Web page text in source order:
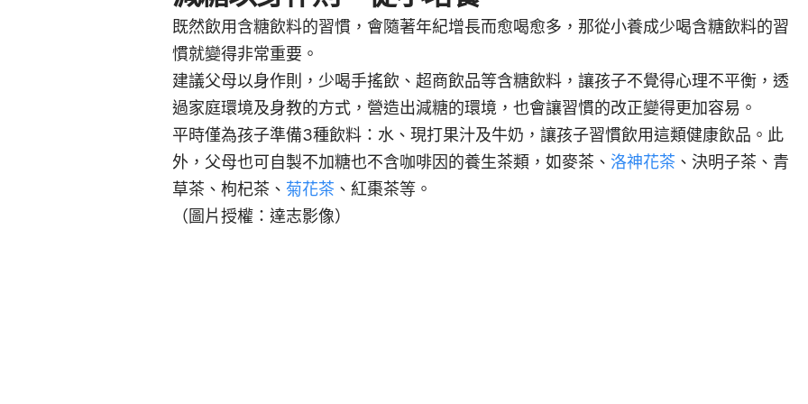
既然飲用含糖飲料的習慣，會隨著年紀增長而愈喝愈多，那從小養成少喝含糖飲料的習
慣就變得非常重要。
建議父母以身作則，少喝手搖飲、超商飲品等含糖飲料，讓孩子不覺得心理不平衡，透
過家庭環境及身教的方式，營造出減糖的環境，也會讓習慣的改正變得更加容易。
平時僅為孩子準備3種飲料：水、現打果汁及牛奶，讓孩子習慣飲用這類健康飲品。此
外，父母也可自製不加糖也不含咖啡因的養生茶類，如麥茶、 洛神花茶 、決明子茶、青
草茶、枸杞茶、 菊花茶 、紅棗茶等。
（圖片授權：達志影像）